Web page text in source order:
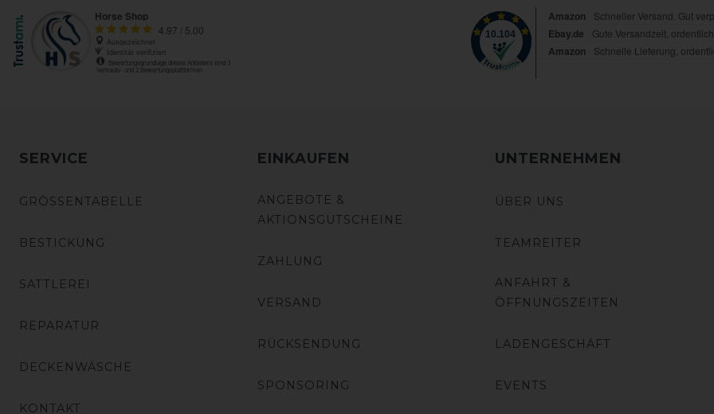
SERVICE
GRÖSSENTABELLE
BESTICKUNG
SATTLEREI
REPARATUR
DECKENWÄSCHE
KONTAKT
EINKAUFEN
ANGEBOTE &
AKTIONSGUTSCHEINE
ZAHLUNG
VERSAND
RÜCKSENDUNG
SPONSORING
UNTERNEHMEN
ÜBER UNS
TEAMREITER
ANFAHRT &
ÖFFNUNGSZEITEN
LADENGESCHÄFT
EVENTS